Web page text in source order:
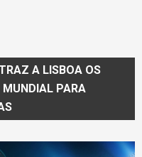
A LISBOA OS
MUNDIAL PARA